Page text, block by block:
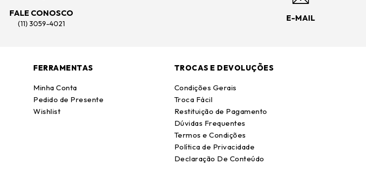
FALE CONOSCO
(11) 3059-4021
E-MAIL
FERRAMENTAS
Minha Conta
Pedido de Presente
Wishlist
TROCAS E DEVOLUÇÕES
Condições Gerais
Troca Fácil
Restituição de Pagamento
Dúvidas Frequentes
Termos e Condições
Política de Privacidade
Declaração De Conteúdo